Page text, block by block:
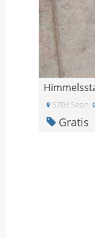
5703 Seon
Gratis